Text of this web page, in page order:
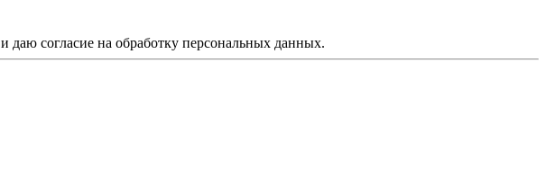
и даю согласие на обработку персональных данных.